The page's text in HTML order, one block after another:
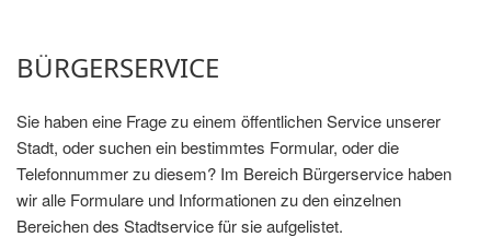
BÜRGERSERVICE
Sie haben eine Frage zu einem öffentlichen Service unserer
Stadt, oder suchen ein bestimmtes Formular, oder die
Telefonnummer zu diesem? Im Bereich Bürgerservice haben
wir alle Formulare und Informationen zu den einzelnen
Bereichen des Stadtservice für sie aufgelistet.